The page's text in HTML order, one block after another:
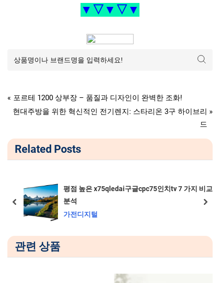
▼▽▼▽▼
가전디지털
Tags:
가습기,비플랫,생수병,생수병가습기,아날로그형
글
색
P
r
o
P
t
포르테 1200 상부장 – 품질과 디자인이 완벽한 조화!
N
x
P
t
현대주방을 위한 혁신적인 전기렌지: 스타리온 3구 하이브리
드
Related Posts
평점 높은 x75qledai구글cpc75인치tv 7 가지 비교
분석
가전디지털
prev next
관련 상품